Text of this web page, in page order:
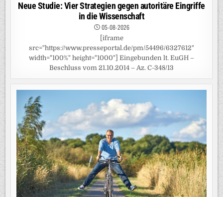
Neue Studie: Vier Strategien gegen autoritäre Eingriffe
in die Wissenschaft
05-08-2026
[iframe
src="https://www.presseportal.de/pm/54496/6327612"
width="100%" height="1000"] Eingebunden lt. EuGH –
Beschluss vom 21.10.2014 – Az. C-348/13